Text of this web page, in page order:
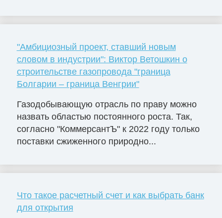
"Амбициозный проект, ставший новым
словом в индустрии": Виктор Ветошкин о
строительстве газопровода "граница
Болгарии – граница Венгрии"
Газодобывающую отрасль по праву можно
назвать областью постоянного роста. Так,
согласно "КоммерсантЪ" к 2022 году только
поставки сжиженного природно...
Что такое расчетный счет и как выбрать банк
для открытия